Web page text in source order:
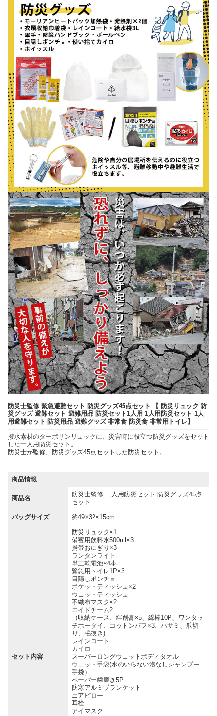
防災士監修 緊急避難セット 防災グッズ45点セット 【 防災リュック 防
災グッズ 避難セット 避難用品 防災セット1人用 1人用防災セット 1人
用避難セット 防災用品 避難グッズ 非常食 防災食 非常用トイレ】
撥水素材のターポリンリュックに、災害時に役立つ防災グッズをセット
した一人用防災セット。
防災士が監修、防災グッズ45点セットした防災セット。
商品情報
商品名
防災士監修 一人用防災セット 防災グッズ45点
セット
バッグサイズ 約49×32×15cm
セット内容
防災リュック×1
備蓄用飲料水500ml×3
携帯おにぎり×3
ランタンライト
単三乾電池×4本
緊急用トイレ1P×3
目隠しポンチョ
ポケットティッシュ×2
ウェットティッシュ
不織布マスク×2
エイドチーム2
（収納ケース、絆創膏×5、綿棒10P、ワンタッ
チホータイ、コットンパフ×3、ハサミ、爪切
り、毛抜き)
レインコート
カイロ
スーパーロングウェットボディタオル
ウェット手袋(水のいらない泡なしシャンプー
手袋）
ペーパー歯磨き5P
防寒アルミブランケット
エアピロー
耳栓
アイマスク